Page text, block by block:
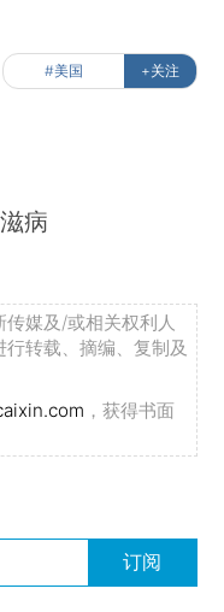
#美国 +关注
病
媒及/或相关权利人
转载、摘编、复制及
，获得书面
订阅